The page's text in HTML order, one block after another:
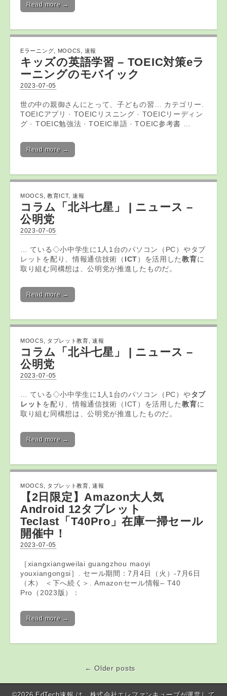
Read more →
Eラーニング MOOCS 速報
キッズの英語学習 – TOEIC対策eラ
ーニングのモバイック
2023-07-05
世の中の親御さんにとって、子どもの習… カテゴリー.
TOEICアプリ · TOEICリスニング · TOEICリーディン
グ · TOEIC勉強法 · TOEIC単語 · TOEIC参考書 …
Read more →
MOOCS 教育ICT, 速報
コラム「北斗七星」 | ニュース –
公明党
2023-07-05
… ている◇小中学生に1人1台のパソコン（PC）やタブ
レットを配り、情報通信技術（ ICT）を活用した教育に
取り組む同構想は、公明党が推進したものだ。
Read more →
MOOCS タブレット教育 ,速報
コラム「北斗七星」 | ニュース –
公明党
2023-07-05
… ている◇小中学生に1人1台のパソコン（PC）やタブ
レット を配り、情報通信技術（ICT）を活用した教育に
取り組む同構想は、公明党が推進したものだ。
Read more →
MOOCS タブレット教育 ,速報
【2日限定】Amazon大人気
Android 12タブレット
Teclast「T40Pro」在庫一掃セール
開催中！
2023-07-05
［xiangxiangweilai guangzhou maoyi
youxiangongsi］. セール期間：7月4日（火）-7月6日
（木） ＜下へ続く＞. Amazonセール情報– T40
Pro（2023版）：
Read more →
Post navigation
← Older posts